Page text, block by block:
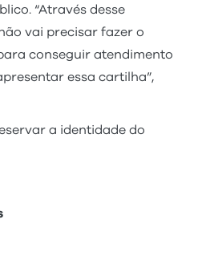
“Através desse
vai precisar fazer o
conseguir atendimento
essa cartilha”,
a identidade do